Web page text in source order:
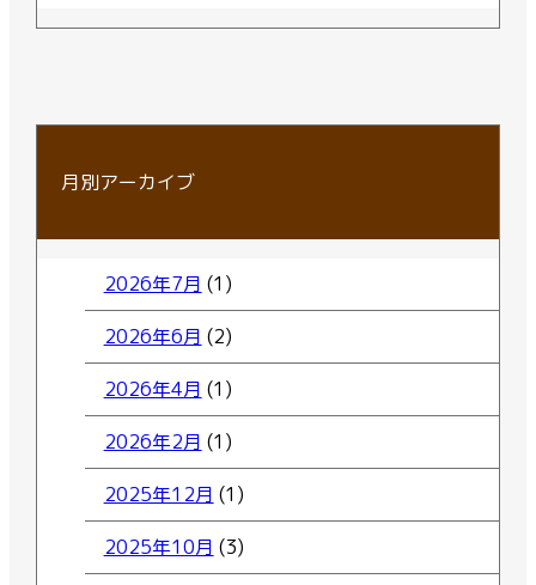
月別アーカイブ
2026年7月 (1)
2026年6月 (2)
2026年4月 (1)
2026年2月 (1)
2025年12月 (1)
2025年10月 (3)